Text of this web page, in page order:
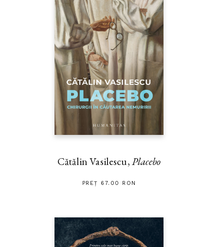
Cătălin Vasilescu,Placebo
PREȚ 67.00 RON